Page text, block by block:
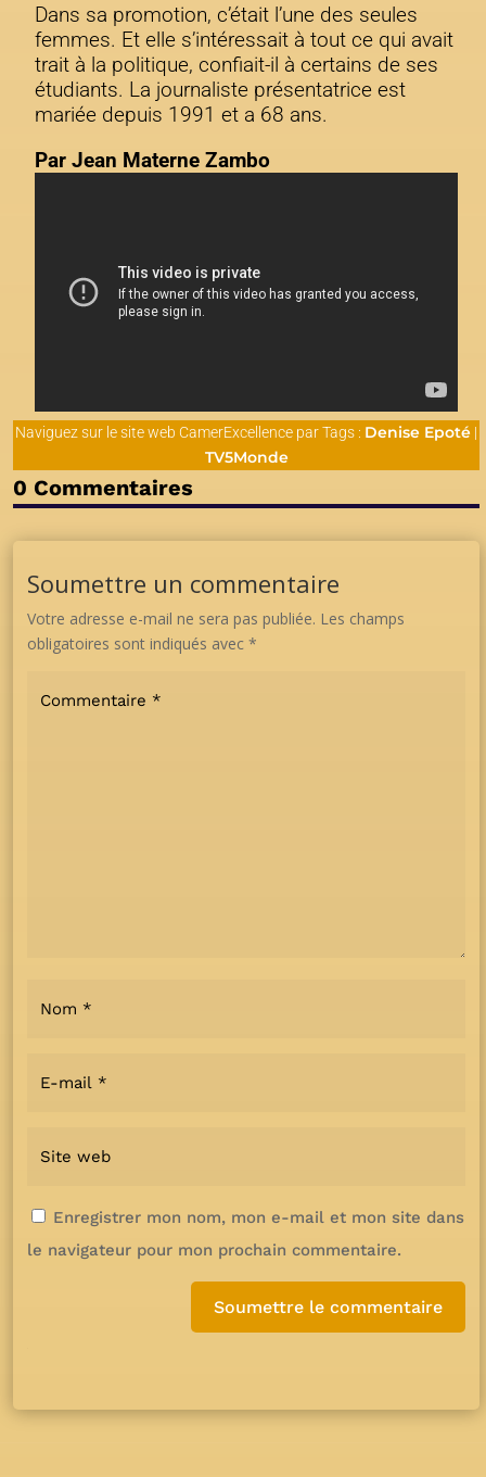
Dans sa promotion, c’était l’une des seules
femmes. Et elle s’intéressait à tout ce qui avait
trait à la politique, confiait-il à certains de ses
étudiants. La journaliste présentatrice est
mariée depuis 1991 et a 68 ans.
Par Jean Materne Zambo
Naviguez sur le site web CamerExcellence par Tags : Denise Epoté |
TV5Monde
0 Commentaires
Soumettre un commentaire
Votre adresse e-mail ne sera pas publiée. Les champs
obligatoires sont indiqués avec *
Enregistrer mon nom, mon e-mail et mon site dans
le navigateur pour mon prochain commentaire.
Soumettre le commentaire